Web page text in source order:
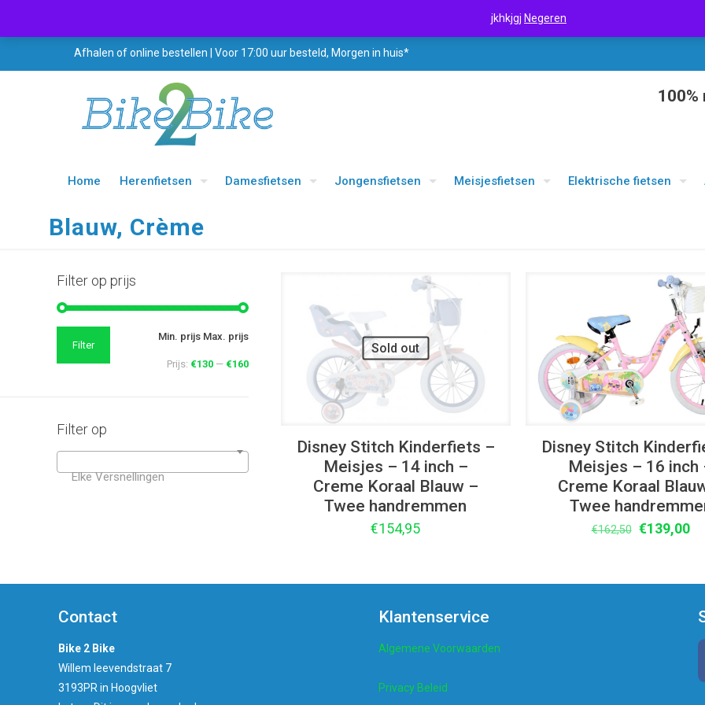
Afhalen of online bestellen | Voor 17:00 uur besteld, Morgen in huis*
Home Herenfietsen Damesfietsen Jongensfietsen Meisjesfietsen Elektrische fietsen
Blauw, Crème
Sold out
Disney Stitch Kinderfiets –
Meisjes – 14 inch –
Creme Koraal Blauw –
Twee handremmen
€154,95
Disney Stitch
Meisjes – 16 inch
Creme Koraal
Twee
€162,50
€162,50.
€139,00
Filter op prijs
Min. prijs Max. prijs
Filter
Prijs: €130 — €160
Filter op
Elke Versnellingen
Contact
Bike 2 Bike
Willem leevendstraat 7
3193PR in Hoogvliet
Klantenservice
Algemene Voorwaarden
Privacy Beleid
jkhkjgj Negeren